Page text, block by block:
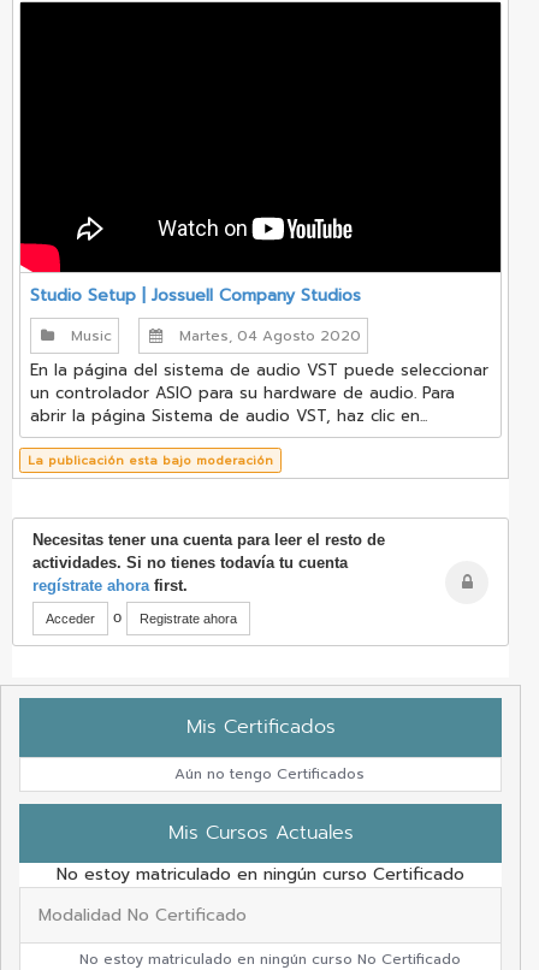
Studio Setup | Jossuell Company Studios
Music Martes, 04 Agosto 2020
En la página del sistema de audio VST puede seleccionar
un controlador ASIO para su hardware de audio. Para
abrir la página Sistema de audio VST, haz clic en...
La publicación esta bajo moderación
Necesitas tener una cuenta para leer el resto de
actividades. Si no tienes todavía tu cuenta
regístrate ahorafirst.
Acceder o Registrate ahora
Mis Certificados
Aún no tengo Certificados
Mis Cursos Actuales
No estoy matriculado en ningún curso Certificado
Modalidad No Certificado
No estoy matriculado en ningún curso No Certificado